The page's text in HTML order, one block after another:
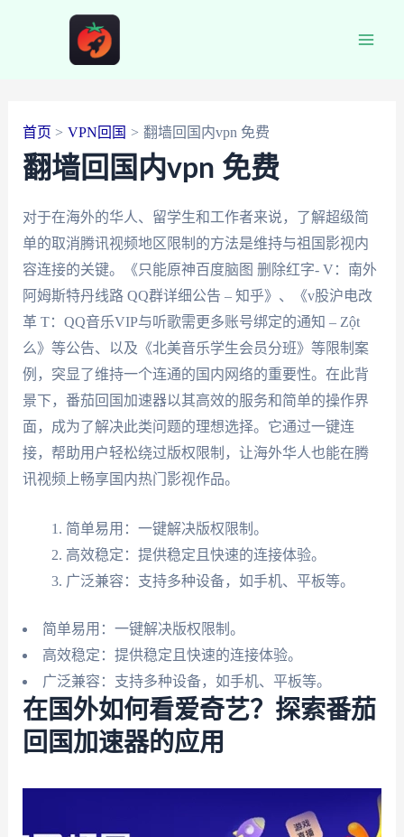
首页 VPN回国 翻墙回国内vpn 免费
翻墙回国内vpn 免费
对于在海外的华人、留学生和工作者来说，了解超级简
单的取消腾讯视频地区限制的方法是维持与祖国影视内
容连接的关键。《只能原神百度脑图 删除红字- V：南外
阿姆斯特丹线路 QQ群详细公告 – 知乎》、《v股沪电改
革 T：QQ音乐VIP与听歌需更多账号绑定的通知 – Zột
么》等公告、以及《北美音乐学生会员分班》等限制案
例，突显了维持一个连通的国内网络的重要性。在此背
景下，番茄回国加速器以其高效的服务和简单的操作界
面，成为了解决此类问题的理想选择。它通过一键连
接，帮助用户轻松绕过版权限制，让海外华人也能在腾
讯视频上畅享国内热门影视作品。
简单易用：一键解决版权限制。
高效稳定：提供稳定且快速的连接体验。
广泛兼容：支持多种设备，如手机、平板等。
简单易用：一键解决版权限制。
高效稳定：提供稳定且快速的连接体验。
广泛兼容：支持多种设备，如手机、平板等。
在国外如何看爱奇艺？探索番茄
回国加速器的应用